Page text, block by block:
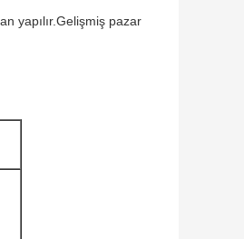
yapılır.Gelişmiş pazar